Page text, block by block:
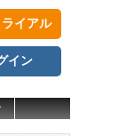
イアル
イン